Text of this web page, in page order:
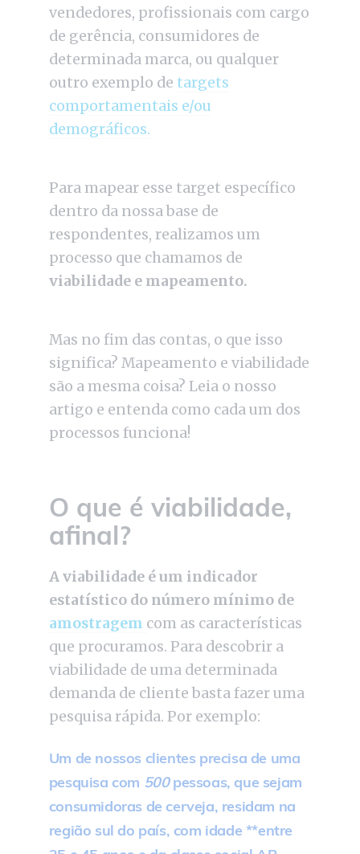
vendedores, profissionais com cargo
de gerência, consumidores de
determinada marca, ou qualquer
outro exemplo de targets
comportamentais e/ou
demográficos.
Para mapear esse target específico
dentro da nossa base de
respondentes, realizamos um
processo que chamamos de
viabilidade e mapeamento.
Mas no fim das contas, o que isso
significa? Mapeamento e viabilidade
são a mesma coisa? Leia o nosso
artigo e entenda como cada um dos
processos funciona!
O que é viabilidade,
afinal?
A viabilidade é um indicador
estatístico do número mínimo de
amostragem com as características
que procuramos. Para descobrir a
viabilidade de uma determinada
demanda de cliente basta fazer uma
pesquisa rápida. Por exemplo:
Um de nossos clientes precisa de uma
pesquisa com 500pessoas, que sejam
consumidoras de cerveja, residam na
região sul do país, com idade **entre